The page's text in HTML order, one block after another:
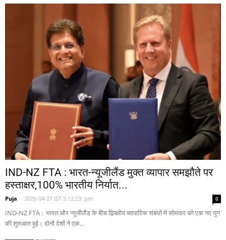
IND-NZ FTA : भारत-न्यूजीलैंड मुक्त व्यापार समझौते पर
हस्ताक्षर,100% भारतीय निर्यात...
Puja - 2026-04-27 IST 5:12:23: pm 0
IND-NZ FTA : भारत और न्यूजीलैंड के बीच द्विपक्षीय व्यापारिक संबंधों में सोमवार को एक नए युग
की शुरुआत हुई। दोनों देशों ने एक...